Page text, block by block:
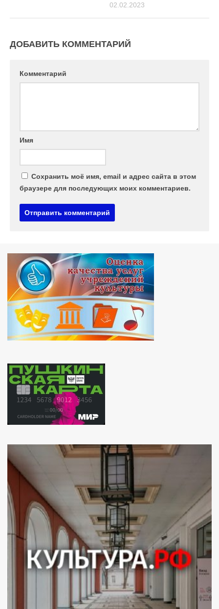
02.02.2023
ДОБАВИТЬ КОММЕНТАРИЙ
Комментарий
Имя
Сохранить моё имя, email и адрес сайта в этом
браузере для последующих моих комментариев.